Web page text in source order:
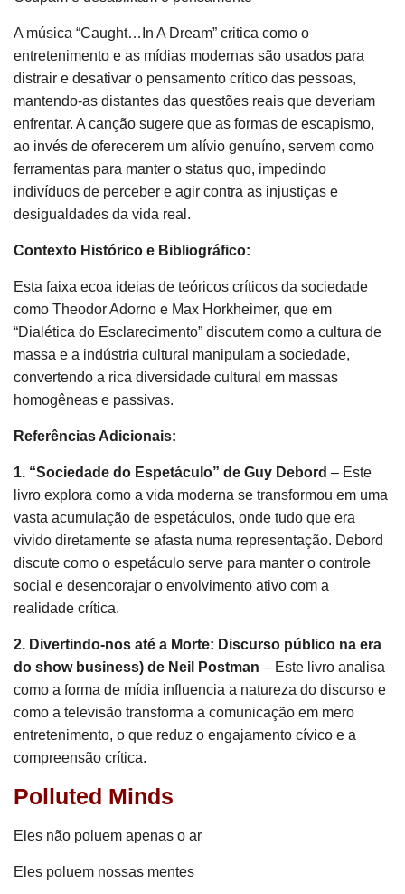
A música “Caught…In A Dream” critica como o
entretenimento e as mídias modernas são usados para
distrair e desativar o pensamento crítico das pessoas,
mantendo-as distantes das questões reais que deveriam
enfrentar. A canção sugere que as formas de escapismo,
ao invés de oferecerem um alívio genuíno, servem como
ferramentas para manter o status quo, impedindo
indivíduos de perceber e agir contra as injustiças e
desigualdades da vida real.
Contexto Histórico e Bibliográfico:
Esta faixa ecoa ideias de teóricos críticos da sociedade
como Theodor Adorno e Max Horkheimer, que em
“Dialética do Esclarecimento” discutem como a cultura de
massa e a indústria cultural manipulam a sociedade,
convertendo a rica diversidade cultural em massas
homogêneas e passivas.
Referências Adicionais:
1. “Sociedade do Espetáculo” de Guy Debord – Este
livro explora como a vida moderna se transformou em uma
vasta acumulação de espetáculos, onde tudo que era
vivido diretamente se afasta numa representação. Debord
discute como o espetáculo serve para manter o controle
social e desencorajar o envolvimento ativo com a
realidade crítica.
2. Divertindo-nos até a Morte: Discurso público na era
do show business) de Neil Postman – Este livro analisa
como a forma de mídia influencia a natureza do discurso e
como a televisão transforma a comunicação em mero
entretenimento, o que reduz o engajamento cívico e a
compreensão crítica.
Polluted Minds
Eles não poluem apenas o ar
Eles poluem nossas mentes